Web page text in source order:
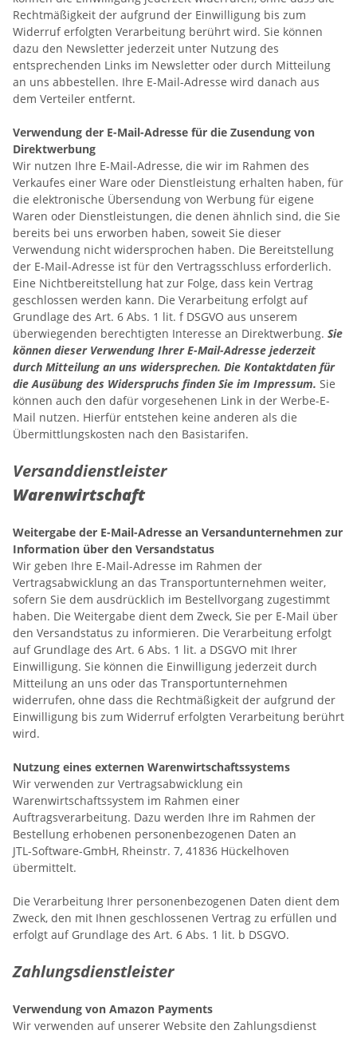
Rechtmäßigkeit der aufgrund der Einwilligung bis zum
Widerruf erfolgten Verarbeitung berührt wird. Sie können
dazu den Newsletter jederzeit unter Nutzung des
entsprechenden Links im Newsletter oder durch Mitteilung
an uns abbestellen. Ihre E-Mail-Adresse wird danach aus
dem Verteiler entfernt.
Verwendung der E-Mail-Adresse für die Zusendung von
Direktwerbung
Wir nutzen Ihre E-Mail-Adresse, die wir im Rahmen des
Verkaufes einer Ware oder Dienstleistung erhalten haben, für
die elektronische Übersendung von Werbung für eigene
Waren oder Dienstleistungen, die denen ähnlich sind, die Sie
bereits bei uns erworben haben, soweit Sie dieser
Verwendung nicht widersprochen haben. Die Bereitstellung
der E-Mail-Adresse ist für den Vertragsschluss erforderlich.
Eine Nichtbereitstellung hat zur Folge, dass kein Vertrag
geschlossen werden kann. Die Verarbeitung erfolgt auf
Grundlage des Art. 6 Abs. 1 lit. f DSGVO aus unserem
überwiegenden berechtigten Interesse an Direktwerbung. Sie
können dieser Verwendung Ihrer E-Mail-Adresse jederzeit
durch Mitteilung an uns widersprechen. Die Kontaktdaten für
die Ausübung des Widerspruchs finden Sie im Impressum. Sie
können auch den dafür vorgesehenen Link in der Werbe-E-
Mail nutzen. Hierfür entstehen keine anderen als die
Übermittlungskosten nach den Basistarifen.
Versanddienstleister
Warenwirtschaft
Weitergabe der E-Mail-Adresse an Versandunternehmen zur
Information über den Versandstatus
Wir geben Ihre E-Mail-Adresse im Rahmen der
Vertragsabwicklung an das Transportunternehmen weiter,
sofern Sie dem ausdrücklich im Bestellvorgang zugestimmt
haben. Die Weitergabe dient dem Zweck, Sie per E-Mail über
den Versandstatus zu informieren. Die Verarbeitung erfolgt
auf Grundlage des Art. 6 Abs. 1 lit. a DSGVO mit Ihrer
Einwilligung. Sie können die Einwilligung jederzeit durch
Mitteilung an uns oder das Transportunternehmen
widerrufen, ohne dass die Rechtmäßigkeit der aufgrund der
Einwilligung bis zum Widerruf erfolgten Verarbeitung berührt
wird.
Nutzung eines externen Warenwirtschaftssystems
Wir verwenden zur Vertragsabwicklung ein
Warenwirtschaftssystem im Rahmen einer
Auftragsverarbeitung. Dazu werden Ihre im Rahmen der
Bestellung erhobenen personenbezogenen Daten an
JTL-Software-GmbH, Rheinstr. 7, 41836 Hückelhoven
übermittelt.
Die Verarbeitung Ihrer personenbezogenen Daten dient dem
Zweck, den mit Ihnen geschlossenen Vertrag zu erfüllen und
erfolgt auf Grundlage des Art. 6 Abs. 1 lit. b DSGVO.
Zahlungsdienstleister
Verwendung von Amazon Payments
Wir verwenden auf unserer Website den Zahlungsdienst